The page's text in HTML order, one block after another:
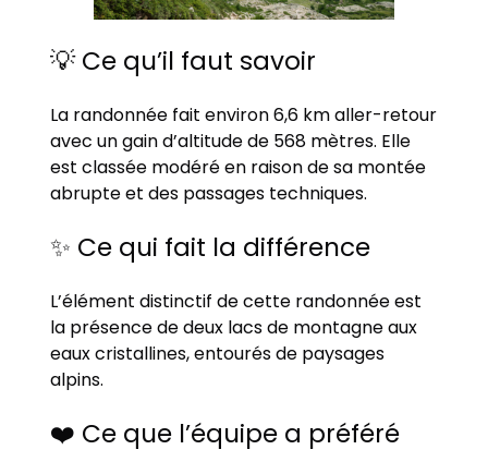
💡 Ce qu’il faut savoir
La randonnée fait environ 6,6 km aller-retour
avec un gain d’altitude de 568 mètres. Elle
est classée modéré en raison de sa montée
abrupte et des passages techniques.
✨ Ce qui fait la différence
L’élément distinctif de cette randonnée est
la présence de deux lacs de montagne aux
eaux cristallines, entourés de paysages
alpins.
❤️ Ce que l’équipe a préféré